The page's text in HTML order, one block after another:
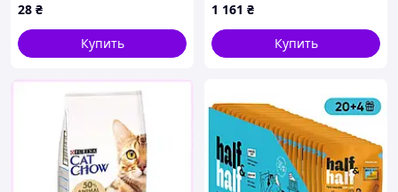
28 ₴
Купить
with krill 2 кг (NPS45773)
1 161 ₴
Купить